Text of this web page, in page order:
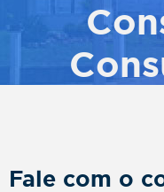
Fale com o